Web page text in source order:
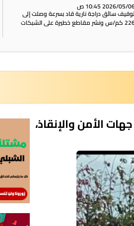
05/06 10:45 ص
سائق دراجة نارية قاد بسرعة وصلت إلى
مقاطع خطيرة على الشبكات
الأمن والإنقاذ،